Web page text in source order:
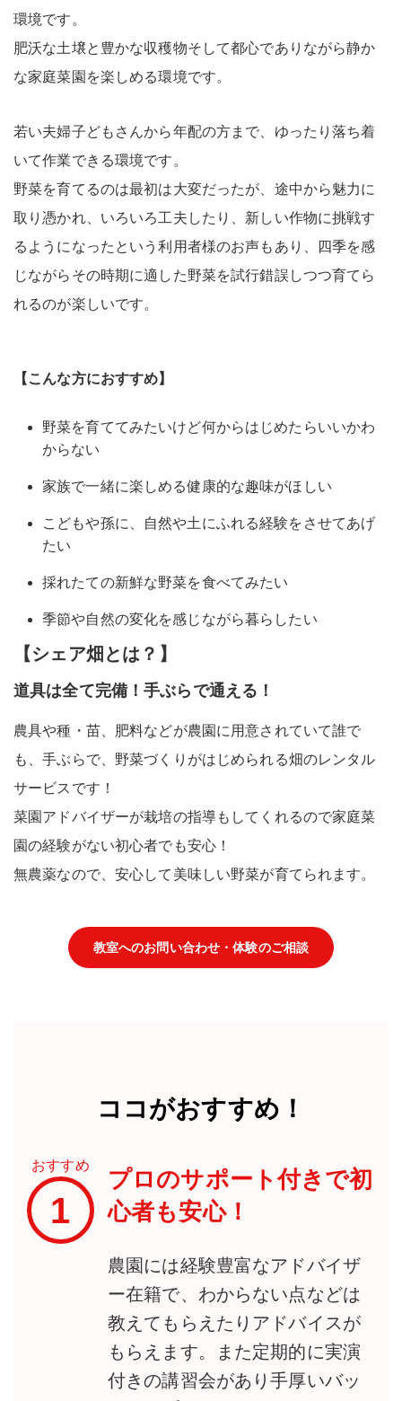
環境です。
肥沃な土壌と豊かな収穫物そして都心でありながら静か
な家庭菜園を楽しめる環境です。
若い夫婦子どもさんから年配の方まで、ゆったり落ち着
いて作業できる環境です。
野菜を育てるのは最初は大変だったが、途中から魅力に
取り憑かれ、いろいろ工夫したり、新しい作物に挑戦す
るようになったという利用者様のお声もあり、四季を感
じながらその時期に適した野菜を試行錯誤しつつ育てら
れるのが楽しいです。
【こんな方におすすめ】
野菜を育ててみたいけど何からはじめたらいいかわ
からない
家族で一緒に楽しめる健康的な趣味がほしい
こどもや孫に、自然や土にふれる経験をさせてあげ
たい
採れたての新鮮な野菜を食べてみたい
季節や自然の変化を感じながら暮らしたい
【シェア畑とは？】
道具は全て完備！手ぶらで通える！
農具や種・苗、肥料などが農園に用意されていて誰で
も、手ぶらで、 野菜づくりがはじめられる畑のレンタル
サービス です！
菜園アドバイザーが栽培の指導もしてくれるので家庭菜
園の経験がない初心者でも安心！
無農薬なので、安心して美味しい野菜が育てられます。
教室へのお問い合わせ・体験のご相談
ココがおすすめ！
おすすめ
1
プロのサポート付きで初
心者も安心！
農園には経験豊富なアドバイザ
ー在籍で、わからない点などは
教えてもらえたりアドバイスが
もらえます。また定期的に実演
付きの講習会があり手厚いバッ